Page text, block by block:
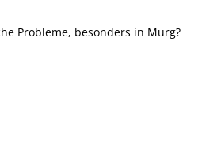
Probleme, besonders in Murg?